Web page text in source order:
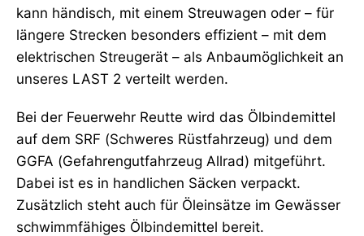
kann händisch, mit einem Streuwagen oder – für
längere Strecken besonders effizient – mit dem
elektrischen Streugerät – als Anbaumöglichkeit an
unseres LAST 2 verteilt werden.
Bei der Feuerwehr Reutte wird das Ölbindemittel
auf dem SRF (Schweres Rüstfahrzeug) und dem
GGFA (Gefahrengutfahrzeug Allrad) mitgeführt.
Dabei ist es in handlichen Säcken verpackt.
Zusätzlich steht auch für Öleinsätze im Gewässer
schwimmfähiges Ölbindemittel bereit.